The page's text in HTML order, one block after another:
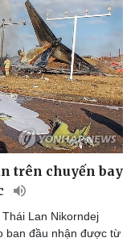
nghệ
đổi số
trên chuyến bay
Lan Nikorndej
ban đầu nhận được từ